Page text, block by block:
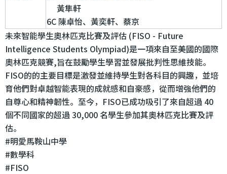
黃隼軒
6C 陳卓怡、黃奕軒、蔡京
未來智能學生奧林匹克比賽及評估 (FISO - Future
Intelligence Students Olympiad)是一項來自至美國的國際
奧林匹克競賽,旨在鼓勵學生學習並發展批判性思維技能。
FISO的的主要目標是激發並維持學生對各科目的興趣，並培
育他們對卓越智能表現的成就感和自豪感，從而增強他們的
自尊心和精神韌性。至今，FISO已成功吸引了來自超過 40
個不同國家的超過 30,000 名學生參加其奧林匹克比賽及評
估。
#明愛馬鞍山中學
#數學科
#FISO